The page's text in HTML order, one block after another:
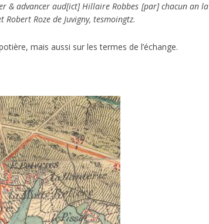
& advancer aud[ict] Hillaire Robbes [par] chacun an la
Roze de Juvigny, tesmoingtz.
mais aussi sur les termes de l’échange.